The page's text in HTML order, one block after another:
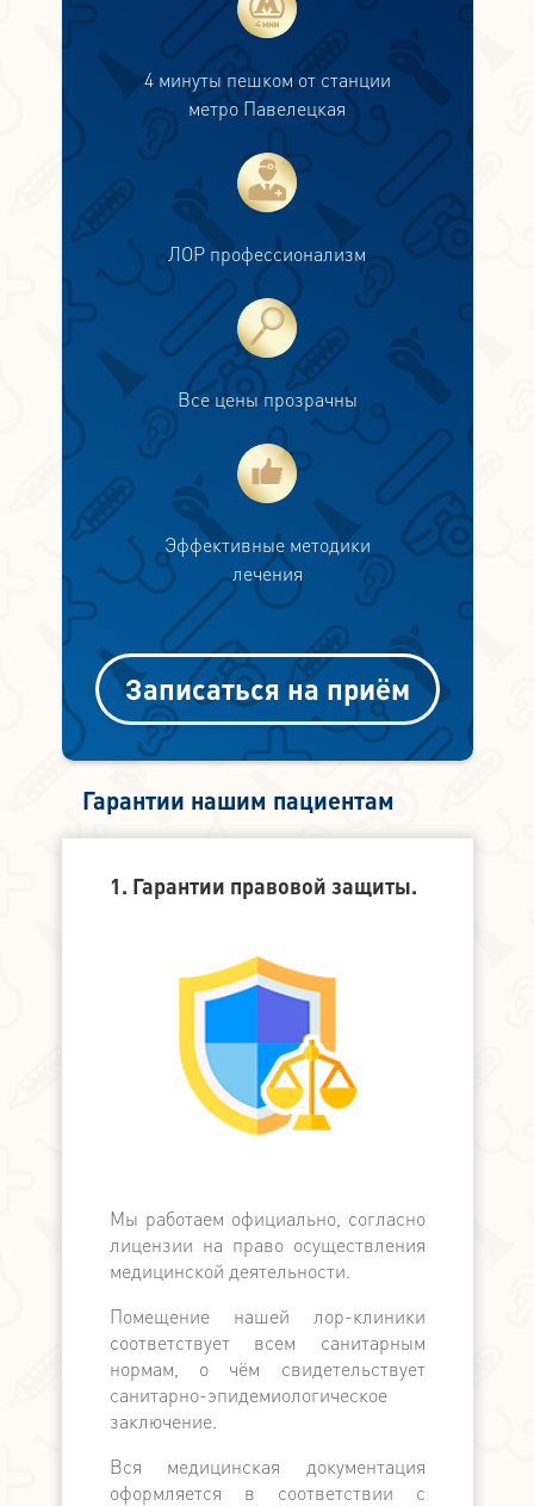
4 минуты пешком от станции
метро Павелецкая
ЛОР профессионализм
Все цены прозрачны
Эффективные методики
лечения
Записаться на приём
Гарантии нашим пациентам
1. Гарантии правовой защиты.
Мы работаем официально, согласно
лицензии на право осуществления
медицинской деятельности.
Помещение нашей лор-клиники
соответствует всем санитарным
нормам, о чём свидетельствует
санитарно-эпидемиологическое
заключение.
Вся медицинская документация
оформляется в соответствии с
Мы